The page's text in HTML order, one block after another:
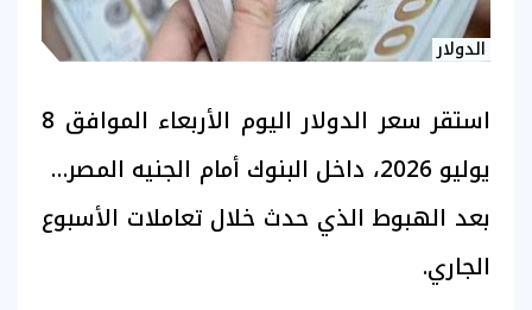
الدولار
استقر سعر الدولار اليوم
الأربعاء الموافق 8
يوليو 2026، داخل البنوك أمام الجنيه المصري،
بعد الهبوط الذي حدث خلال تعاملات الأسبوع
الجاري.